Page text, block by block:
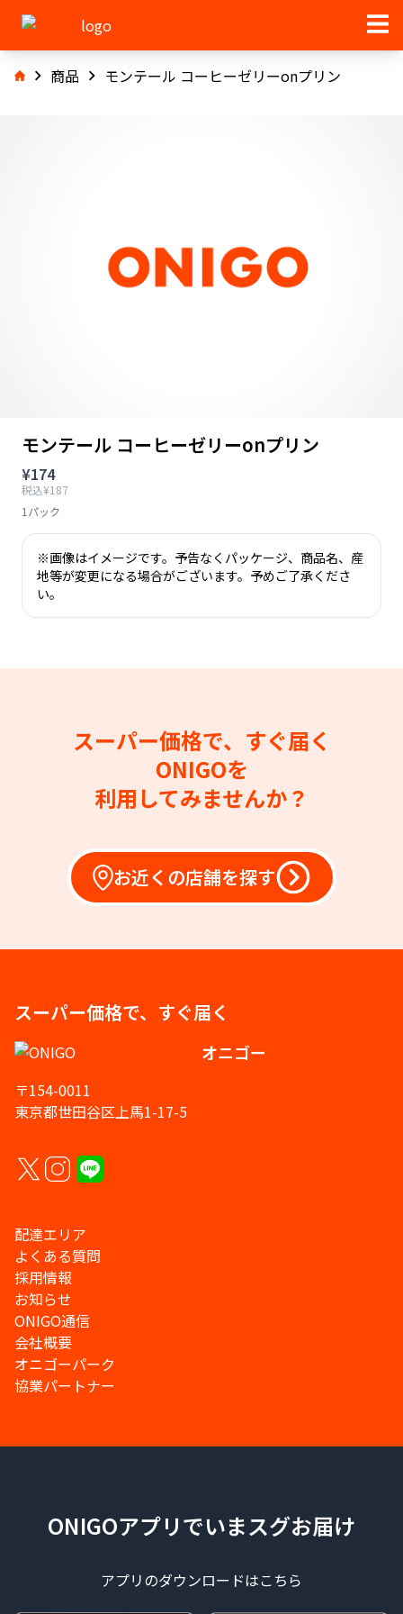
商品 モンテール コーヒーゼリーonプリン
モンテール コーヒーゼリーonプリン
¥174
税込¥187
1パック
※画像はイメージです。予告なくパッケージ、商品名、産
地等が変更になる場合がございます。予めご了承くださ
い。
スーパー価格で、すぐ届く
ONIGOを
利用してみませんか？
お近くの店舗を探す
スーパー価格で、すぐ届く
オニゴー
〒154-0011
東京都世田谷区上馬1-17-5
配達エリア
よくある質問
採用情報
お知らせ
ONIGO通信
会社概要
オニゴーパーク
協業パートナー
ONIGOアプリでいまスグお届け
アプリのダウンロードはこちら